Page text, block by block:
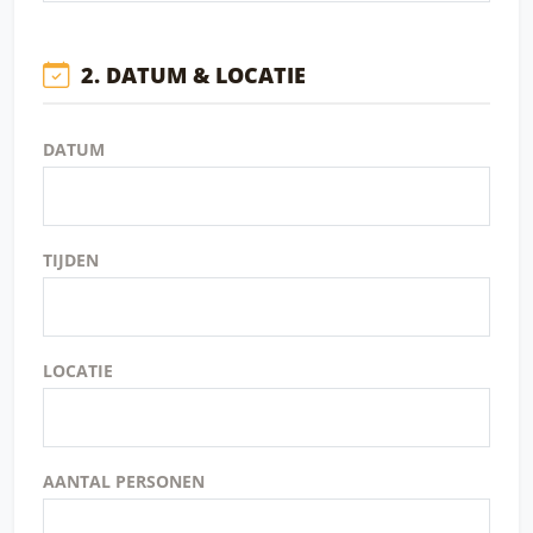
2. DATUM & LOCATIE
DATUM
TIJDEN
LOCATIE
AANTAL PERSONEN